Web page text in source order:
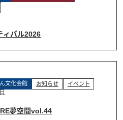
ィバル2026
文化会館 お知らせ イベント
夢空間vol.44